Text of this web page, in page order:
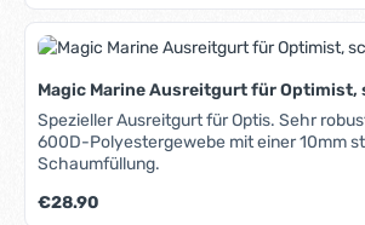
passt.
Magic Marine Ausreitgurt für Optimist,
Spezieller Ausreitgurt für Optis. Sehr
600D-Polyestergewebe mit einer 10mm
Schaumfüllung.
Regulärer Preis:
€28.90